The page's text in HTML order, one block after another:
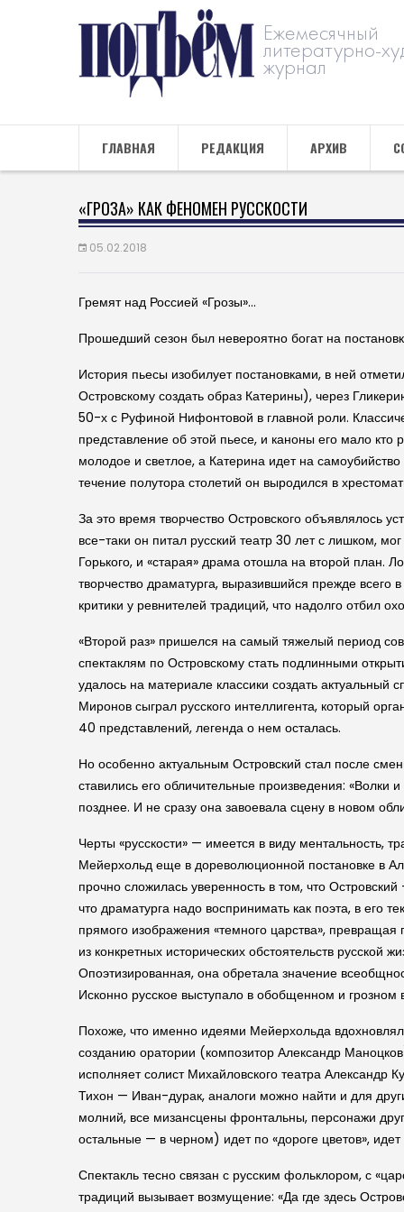
Ежемесячный
литературно-
журнал
ГЛАВНАЯ РЕДАКЦИЯ АРХИВ
«ГРОЗА» КАК ФЕНОМЕН РУССКОСТИ
05.02.2018
Гремят над Россией «Грозы»…
Прошедший сезон был невероятно богат на
История пьесы изобилует постановками, в ней
Островскому создать образ Катерины), через
50-х с Руфиной Нифонтовой в главной роли.
представление об этой пьесе, и каноны его мало
молодое и светлое, а Катерина идет на
течение полутора столетий он выродился в
За это время творчество Островского объявлялось
все-таки он питал русский театр 30 лет с лишком,
Горького, и «старая» драма отошла на второй план.
творчество драматурга, выразившийся прежде всего
критики у ревнителей традиций, что надолго отбил
«Второй раз» пришелся на самый тяжелый период
спектаклям по Островскому стать подлинными
удалось на материале классики создать актуальный
Миронов сыграл русского интеллигента, который
40 представлений, легенда о нем осталась.
Но особенно актуальным Островский стал после
ставились его обличительные произведения: «Волки
позднее. И не сразу она завоевала сцену в новом
Черты «русскости» — имеется в виду ментальность,
Мейерхольд еще в дореволюционной постановке в
прочно сложилась уверенность в том, что
что драматурга надо воспринимать как поэта, в его
прямого изображения «темного царства»,
из конкретных исторических обстоятельств
Опоэтизированная, она обретала значение
Исконно русское выступало в обобщенном и
Похоже, что именно идеями Мейерхольда
созданию оратории (композитор Александр
исполняет солист Михайловского театра
Тихон — Иван-дурак, аналоги можно найти и для
молний, все мизансцены фронтальны, персонажи
остальные — в черном) идет по «дороге цветов»,
Спектакль тесно связан с русским фольклором, с
традиций вызывает возмущение: «Да где здесь